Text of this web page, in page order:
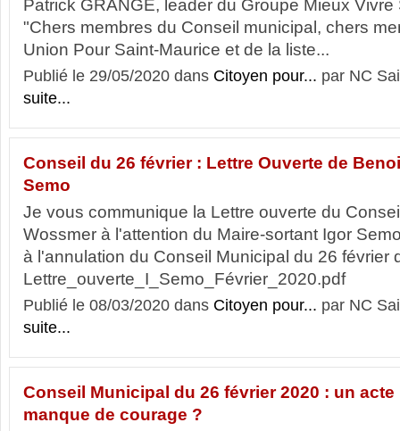
Patrick GRANGE, leader du Groupe Mieux Vivre
"Chers membres du Conseil municipal, chers
Union Pour Saint-Maurice et de la liste...
Publié le 29/05/2020 dans Citoyen pour... par NC
suite...
Conseil du 26 février : Lettre Ouverte de
Semo
Je vous communique la Lettre ouverte du
Wossmer à l'attention du Maire-sortant Igor
à l'annulation du Conseil Municipal du 26 février
Lettre_ouverte_I_Semo_Février_2020.pdf
Publié le 08/03/2020 dans Citoyen pour... par NC
suite...
Conseil Municipal du 26 février 2020 : un
manque de courage ?